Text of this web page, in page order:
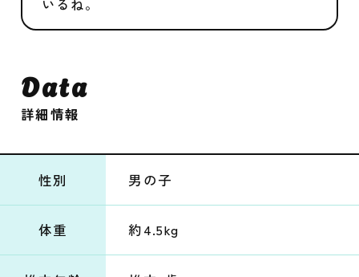
いるね。
Data
詳細情報
性別 男の子
体重 約4.5kg